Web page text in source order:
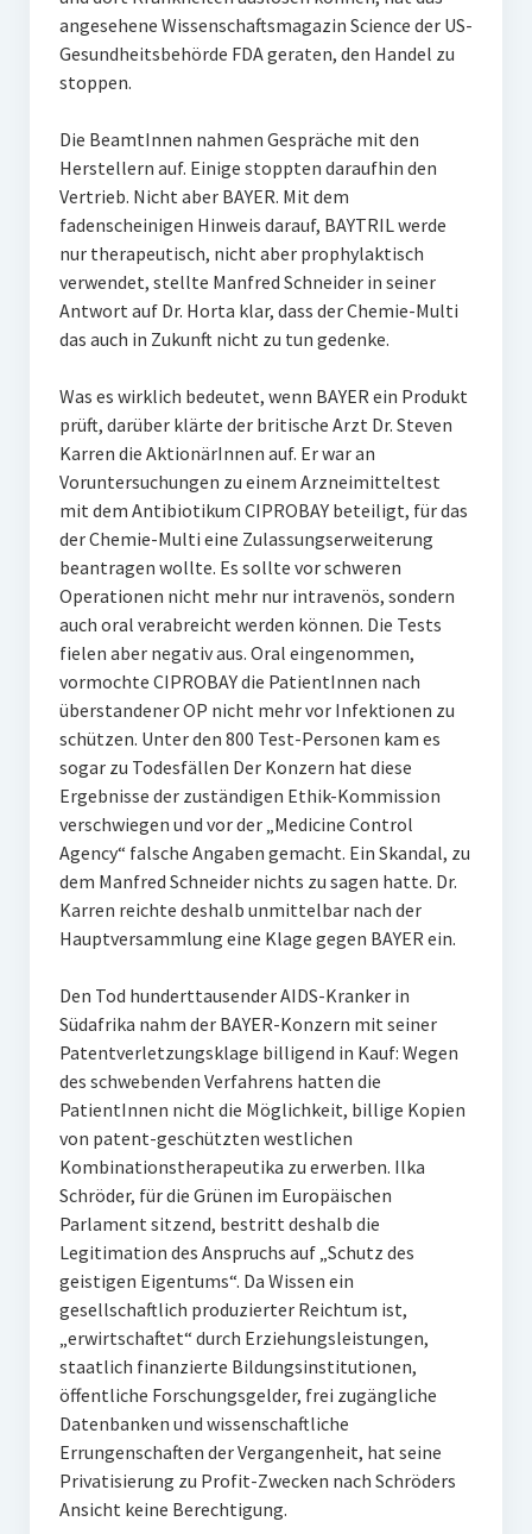
angesehene Wissenschaftsmagazin Science der US-
Gesundheitsbehörde FDA geraten, den Handel zu
stoppen.
Die BeamtInnen nahmen Gespräche mit den
Herstellern auf. Einige stoppten daraufhin den
Vertrieb. Nicht aber BAYER. Mit dem
fadenscheinigen Hinweis darauf, BAYTRIL werde
nur therapeutisch, nicht aber prophylaktisch
verwendet, stellte Manfred Schneider in seiner
Antwort auf Dr. Horta klar, dass der Chemie-Multi
das auch in Zukunft nicht zu tun gedenke.
Was es wirklich bedeutet, wenn BAYER ein Produkt
prüft, darüber klärte der britische Arzt Dr. Steven
Karren die AktionärInnen auf. Er war an
Voruntersuchungen zu einem Arzneimitteltest
mit dem Antibiotikum CIPROBAY beteiligt, für das
der Chemie-Multi eine Zulassungserweiterung
beantragen wollte. Es sollte vor schweren
Operationen nicht mehr nur intravenös, sondern
auch oral verabreicht werden können. Die Tests
fielen aber negativ aus. Oral eingenommen,
vormochte CIPROBAY die PatientInnen nach
überstandener OP nicht mehr vor Infektionen zu
schützen. Unter den 800 Test-Personen kam es
sogar zu Todesfällen Der Konzern hat diese
Ergebnisse der zuständigen Ethik-Kommission
verschwiegen und vor der „Medicine Control
Agency“ falsche Angaben gemacht. Ein Skandal, zu
dem Manfred Schneider nichts zu sagen hatte. Dr.
Karren reichte deshalb unmittelbar nach der
Hauptversammlung eine Klage gegen BAYER ein.
Den Tod hunderttausender AIDS-Kranker in
Südafrika nahm der BAYER-Konzern mit seiner
Patentverletzungsklage billigend in Kauf: Wegen
des schwebenden Verfahrens hatten die
PatientInnen nicht die Möglichkeit, billige Kopien
von patent-geschützten westlichen
Kombinationstherapeutika zu erwerben. Ilka
Schröder, für die Grünen im Europäischen
Parlament sitzend, bestritt deshalb die
Legitimation des Anspruchs auf „Schutz des
geistigen Eigentums“. Da Wissen ein
gesellschaftlich produzierter Reichtum ist,
„erwirtschaftet“ durch Erziehungsleistungen,
staatlich finanzierte Bildungsinstitutionen,
öffentliche Forschungsgelder, frei zugängliche
Datenbanken und wissenschaftliche
Errungenschaften der Vergangenheit, hat seine
Privatisierung zu Profit-Zwecken nach Schröders
Ansicht keine Berechtigung.